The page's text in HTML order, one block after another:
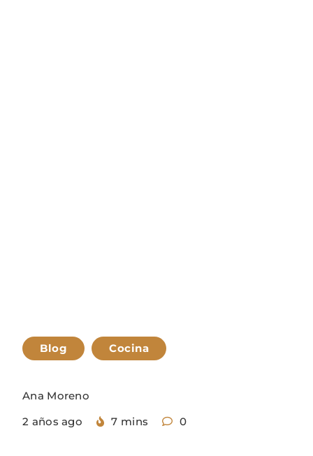
Blog Cocina
Ana Moreno
2 años ago
7 mins 0